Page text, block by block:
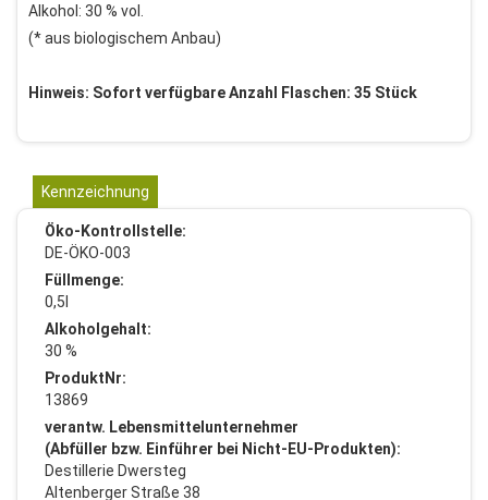
Alkohol: 30 % vol.
(* aus biologischem Anbau)
Hinweis: Sofort verfügbare Anzahl Flaschen: 35 Stück
Kennzeichnung
Öko-Kontrollstelle:
DE-ÖKO-003
Füllmenge:
0,5l
Alkoholgehalt:
30 %
ProduktNr:
13869
verantw. Lebensmittelunternehmer
(Abfüller bzw. Einführer bei Nicht-EU-Produkten):
Destillerie Dwersteg
Altenberger Straße 38